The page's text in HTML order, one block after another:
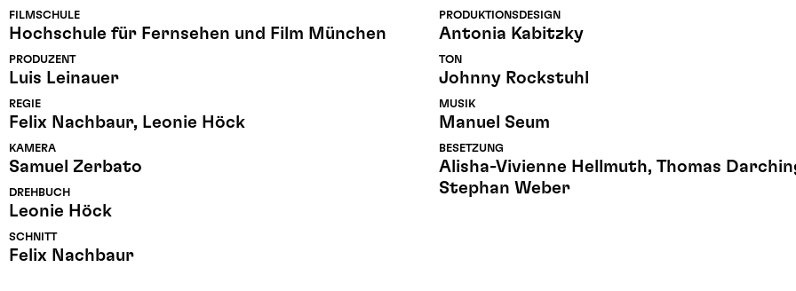
FILMSCHULE
Hochschule für Fernsehen und Film München
PRODUZENT
Luis Leinauer
REGIE
Felix Nachbaur, Leonie Höck
KAMERA
Samuel Zerbato
DREHBUCH
Leonie Höck
SCHNITT
Felix Nachbaur
PRODUKTIONSDESIGN
Antonia Kabitzky
TON
Johnny Rockstuhl
MUSIK
Manuel Seum
BESETZUNG
Alisha-Vivienne Hellmuth, Thomas
Stephan Weber